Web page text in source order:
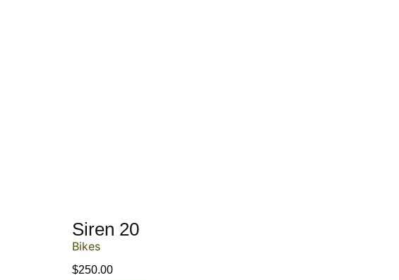
Siren 20
Bikes
$250.00